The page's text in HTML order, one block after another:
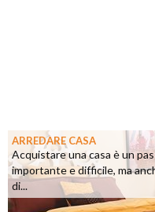
ARREDARE CASA
Acquistare una casa è un
importante e difficile, ma
di...